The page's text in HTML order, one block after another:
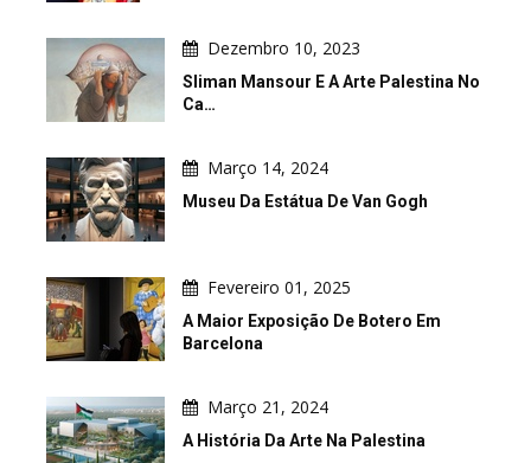
Dezembro 10, 2023
Sliman Mansour E A Arte Palestina No
Ca…
Março 14, 2024
Museu Da Estátua De Van Gogh
Fevereiro 01, 2025
A Maior Exposição De Botero Em
Barcelona
Março 21, 2024
A História Da Arte Na Palestina